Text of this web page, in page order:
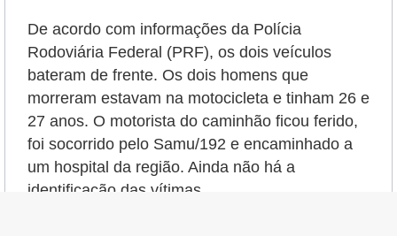
De acordo com informações da Polícia
Rodoviária Federal (PRF), os dois veículos
bateram de frente. Os dois homens que
morreram estavam na motocicleta e tinham 26 e
27 anos. O motorista do caminhão ficou ferido,
foi socorrido pelo Samu/192 e encaminhado a
um hospital da região. Ainda não há a
identificação das vítimas.